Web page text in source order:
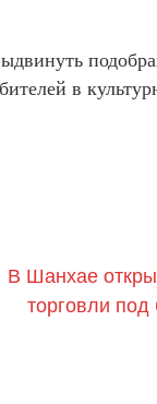
в
В Шанхае
торговли